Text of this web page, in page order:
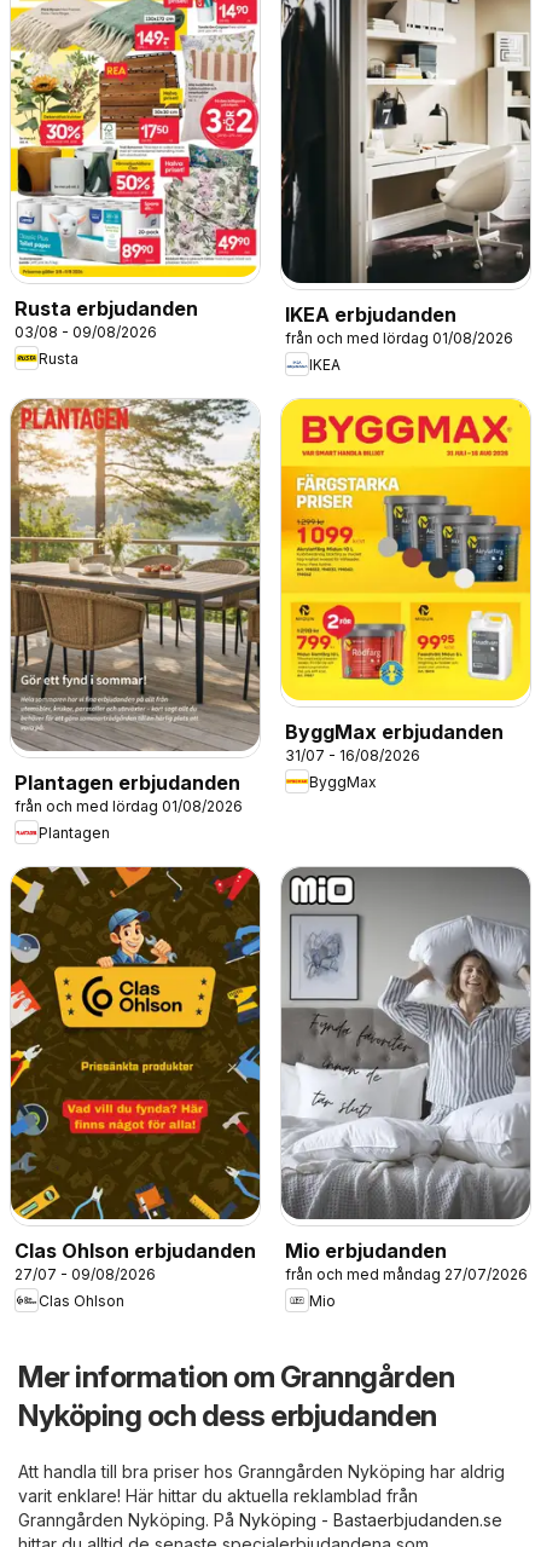
Rusta erbjudanden
03/08 - 09/08/2026
Rusta
IKEA erbjudanden
från och med lördag 01/08/2026
IKEA
Plantagen erbjudanden
från och med lördag 01/08/2026
Plantagen
ByggMax erbjudanden
31/07 - 16/08/2026
ByggMax
Clas Ohlson erbjudanden
27/07 - 09/08/2026
Clas Ohlson
Mio erbjudanden
från och med måndag 27/07/2026
Mio
Mer information om Granngården
Nyköping och dess erbjudanden
Att handla till bra priser hos Granngården Nyköping har aldrig
varit enklare! Här hittar du aktuella reklamblad från
Granngården Nyköping. På Nyköping - Bastaerbjudanden.se